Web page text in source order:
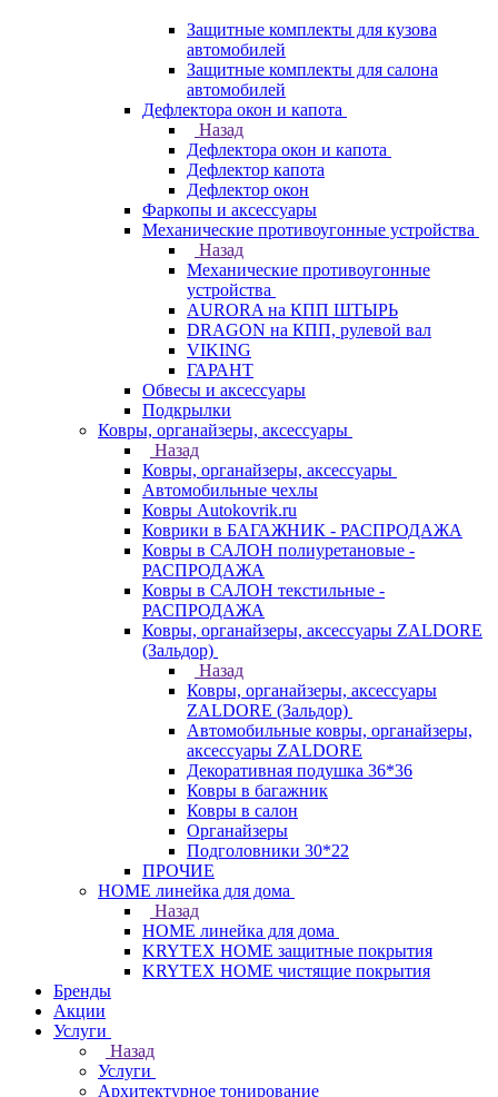
Защитные комплекты для кузова
автомобилей
Защитные комплекты для салона
автомобилей
Дефлектора окон и капота
Назад
Дефлектора окон и капота
Дефлектор капота
Дефлектор окон
Фаркопы и аксессуары
Механические противоугонные устройства
Назад
Механические противоугонные
устройства
AURORA на КПП ШТЫРЬ
DRAGON на КПП, рулевой вал
VIKING
ГАРАНТ
Обвесы и аксессуары
Подкрылки
Ковры, органайзеры, аксессуары
Назад
Ковры, органайзеры, аксессуары
Автомобильные чехлы
Ковры Autokovrik.ru
Коврики в БАГАЖНИК - РАСПРОДАЖА
Ковры в САЛОН полиуретановые -
РАСПРОДАЖА
Ковры в САЛОН текстильные -
РАСПРОДАЖА
Ковры, органайзеры, аксессуары ZALDORE
(Зальдор)
Назад
Ковры, органайзеры, аксессуары
ZALDORE (Зальдор)
Автомобильные ковры, органайзеры,
аксессуары ZALDORE
Декоративная подушка 36*36
Ковры в багажник
Ковры в салон
Органайзеры
Подголовники 30*22
ПРОЧИЕ
HOME линейка для дома
Назад
HOME линейка для дома
KRYTEX HOME защитные покрытия
KRYTEX HOME чистящие покрытия
Бренды
Акции
Услуги
Назад
Услуги
Архитектурное тонирование